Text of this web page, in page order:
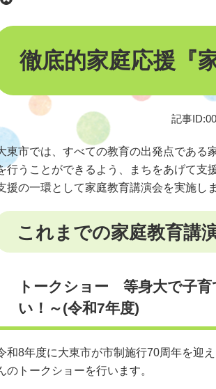
徹底的家庭応援『
記事
東市では、すべての教育の出発点である
行うことができるよう、まちをあげて支
援の一環として家庭教育講演会を実施し
これまでの家庭教育講
トークショー 等身大で子
い！～(令和7年度)
和8年度に大東市が市制施行70周年を迎
のトークショーを行います。